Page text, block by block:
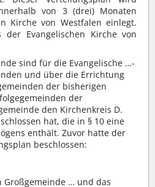
von 3 (drei) Monaten
Kirche von Westfalen einlegt.
der Evangelischen Kirche von
sind für die Evangelische …-
und über die Errichtung
der bisherigen
der
den Kirchenkreis D.
hat, die in § 10 eine
enthält. Zuvor hatte der
beschlossen:
Großgemeinde … und das